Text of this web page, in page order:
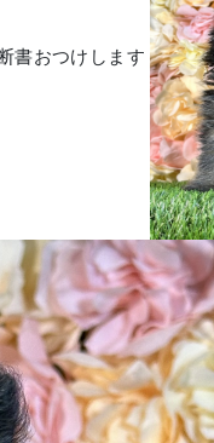
書おつけします